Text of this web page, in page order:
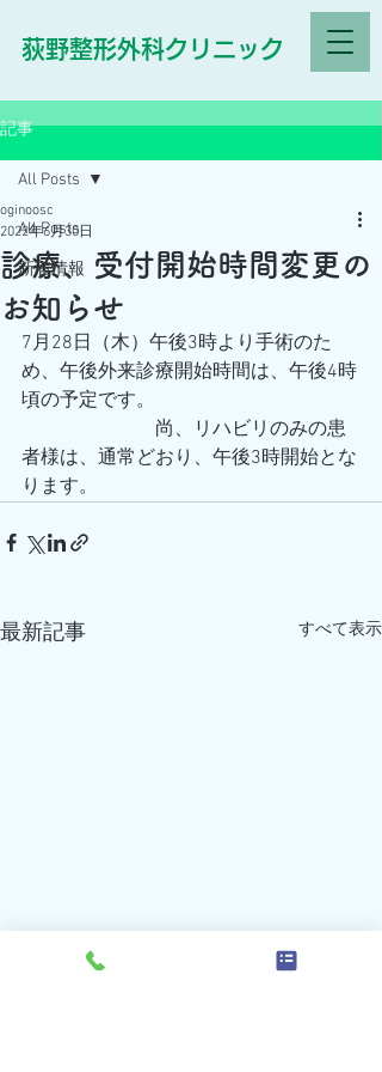
荻野整形外科クリニック
記事
All Posts
新着情報
All Posts
診療、受付開始時間変更の
お知らせ
oginoosc
2022年6月30日
7月28日（木）午後3時より手術のた
め、午後外来診療開始時間は、午後4時
頃の予定です。
尚、リハビリのみの患
者様は、通常どおり、午後3時開始とな
ります。
最新記事 すべて表示